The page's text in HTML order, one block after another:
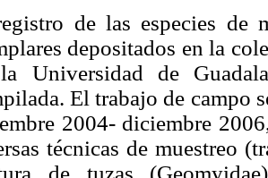
de las especies de
depositados en la
Universidad de
El trabajo de campo
2004- diciembre
técnicas de muestreo